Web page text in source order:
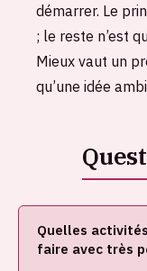
démarrer. Le
; le reste n’est
Mieux vaut un
qu’une idée
Quelles
faire avec très